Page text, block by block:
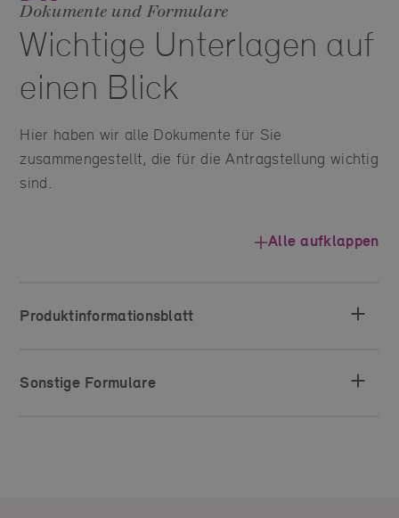
Dokumente und Formulare
Wichtige Unterlagen auf
einen Blick
Hier haben wir alle Dokumente für Sie
zusammengestellt, die für die Antragstellung wichtig
sind.
Alle aufklappen
Produktinformationsblatt
Sonstige Formulare